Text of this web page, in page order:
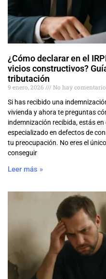
¿Cómo declarar en el
vicios constructivos?
tributación
9 enero, 2026
No hay
Si has recibido una
vivienda y ahora te preguntas
indemnización recibida, estás
especializado en defectos de
tu preocupación. No eres el
conseguir
Leer más »